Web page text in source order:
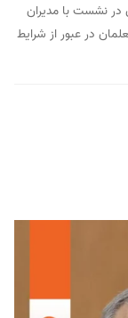
در نشست با مدیران
در عبور از شرایط